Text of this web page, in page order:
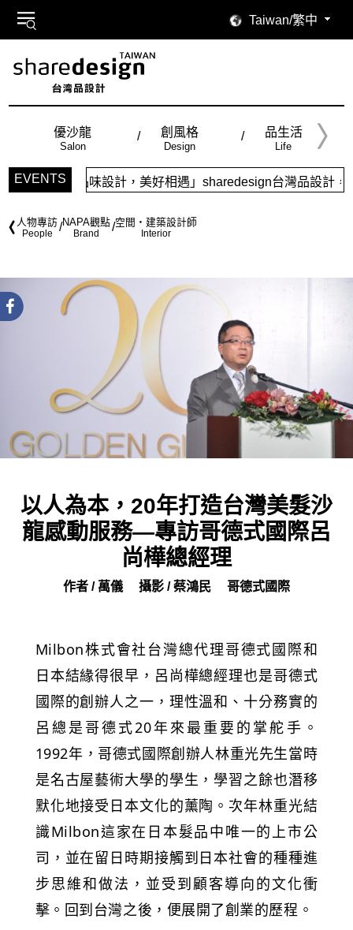
Taiwan/繁中
優沙龍
Salon
創風格
Design
品生活
Life
EVENTS
味設計，美好相遇」sharedesign台灣品設計，五大特色主
人物專訪
People
NAPA觀點
Brand
空間・建築設計師
Interior
以人為本，20年打造台灣美髮沙
龍感動服務—專訪哥德式國際呂
尚樺總經理
作者 / 萬儀 攝影 / 蔡鴻民 哥德式國際
Milbon株式會社台灣總代理哥德式國際和
日本結緣得很早，呂尚樺總經理也是哥德式
國際的創辦人之一，理性溫和、十分務實的
呂總是哥德式20年來最重要的掌舵手。
1992年，哥德式國際創辦人林重光先生當時
是名古屋藝術大學的學生，學習之餘也潛移
默化地接受日本文化的薰陶。次年林重光結
識Milbon這家在日本髮品中唯一的上市公
司，並在留日時期接觸到日本社會的種種進
步思維和做法，並受到顧客導向的文化衝
擊。回到台灣之後，便展開了創業的歷程。